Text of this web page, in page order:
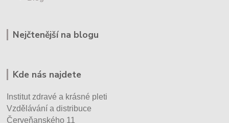
Nejčtenější na blogu
Kde nás najdete
Institut zdravé a krásné pleti
Vzdělávání a distribuce
Červeňanského 11